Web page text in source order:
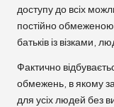
доступу до всіх
постійно обмеженою
батьків із візками,
Фактично
обмежень, в якому
для усіх людей без